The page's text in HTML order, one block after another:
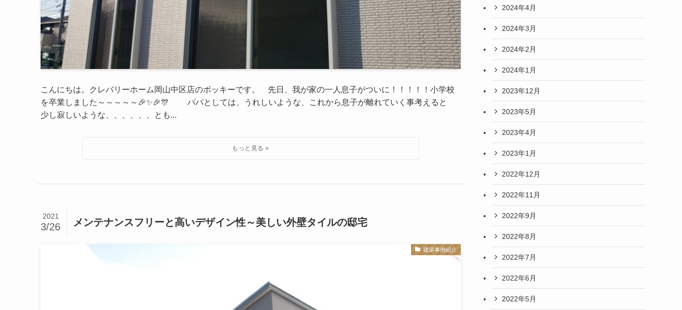
こんにちは。クレバリーホーム岡山中区店のボッキーです。 先日、我が家の一人息子がついに！！！！！小学校
を卒業しました～～～～～🎉✨🎉🎊 パパとしては、うれしいような、これから息子が離れていく事考えると
少し寂しいような、、、、、、とも...
メンテナンスフリーと高いデザイン性～美しい外壁タイルの邸宅
2021
3/26
建築事例紹介
2024年4月
2024年3月
2024年2月
2024年1月
2023年12月
2023年5月
2023年4月
2023年1月
2022年12月
2022年11月
2022年9月
2022年8月
2022年7月
2022年6月
2022年5月